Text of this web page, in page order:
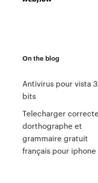
On the blog
Antivirus pour vista
bits
Telecharger
dorthographe et
grammaire gratuit
français pour iphone